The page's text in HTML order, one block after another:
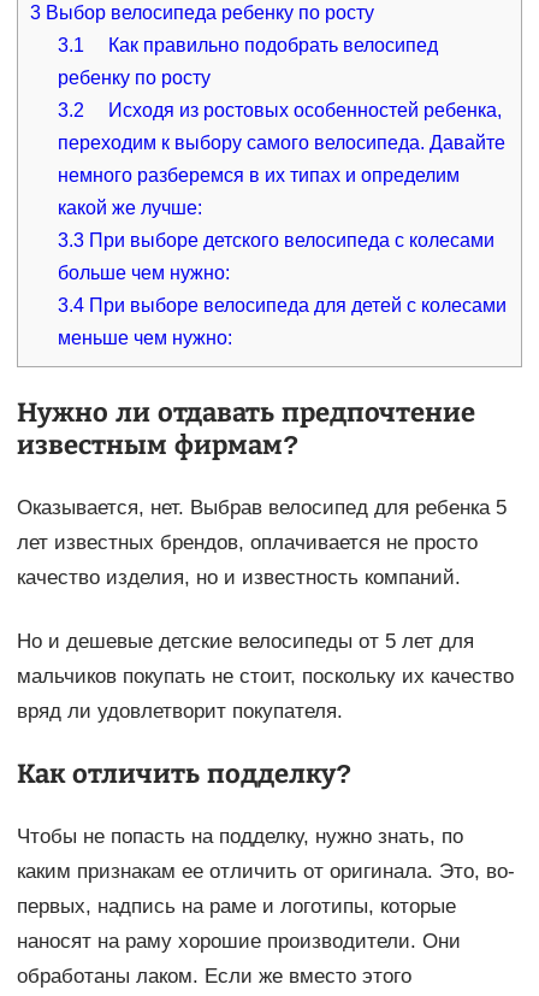
3Выбор велосипеда ребенку по росту
3.1 Как правильно подобрать велосипед
ребенку по росту
3.2 Исходя из ростовых особенностей ребенка,
переходим к выбору самого велосипеда. Давайте
немного разберемся в их типах и определим
какой же лучше:
3.3 При выборе детского велосипеда с колесами
больше чем нужно:
3.4 При выборе велосипеда для детей с колесами
меньше чем нужно:
Нужно ли отдавать предпочтение
известным фирмам?
Оказывается, нет. Выбрав велосипед для ребенка 5
лет известных брендов, оплачивается не просто
качество изделия, но и известность компаний.
Но и дешевые детские велосипеды от 5 лет для
мальчиков покупать не стоит, поскольку их качество
вряд ли удовлетворит покупателя.
Как отличить подделку?
Чтобы не попасть на подделку, нужно знать, по
каким признакам ее отличить от оригинала. Это, во-
первых, надпись на раме и логотипы, которые
наносят на раму хорошие производители. Они
обработаны лаком. Если же вместо этого